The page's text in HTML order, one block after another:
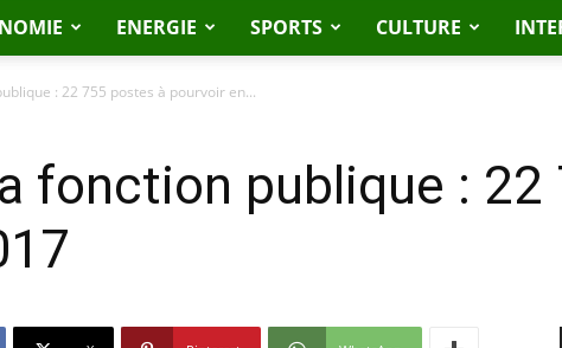
ENERGIE SPORTS CULTURE
: 22 755 postes à pourvoir en...
fonction publique : 22